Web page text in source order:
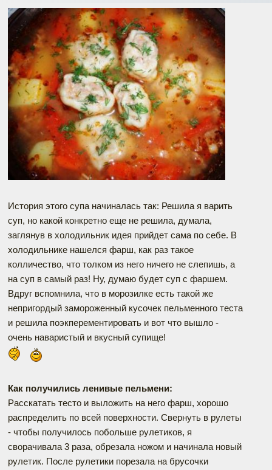
История этого супа начиналась так: Решила я варить
суп, но какой конкретно еще не решила, думала,
заглянув в холодильник идея прийдет сама по себе. В
холодильнике нашелся фарш, как раз такое
колличество, что толком из него ничего не слепишь, а
на суп в самый раз! Ну, думаю будет суп с фаршем.
Вдруг вспомнила, что в морозилке есть такой же
непригордый замороженный кусочек пельменного теста
и решила поэкперементировать и вот что вышло -
очень наваристый и вкусный супище!
Как получились ленивые пельмени:
Расскатать тесто и выложить на него фарш, хорошо
распределить по всей поверхности. Свернуть в рулеты
- чтобы получилось побольше рулетиков, я
сворачивала 3 раза, обрезала ножом и начинала новый
рулетик. После рулетики порезала на брусочки